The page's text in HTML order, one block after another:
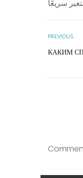
PREVIOUS
КАКИМ